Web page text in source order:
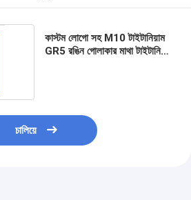
কাস্টম লোগো সহ M10 টাইটানিয়াম
GR5 রঙিন গোলাকার মাথা টাইটানিয়াম
চালিয়ে